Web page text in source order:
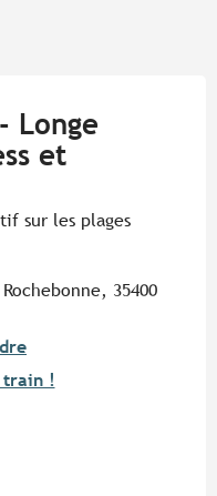
Longe
et
sur les plages
35400
train !